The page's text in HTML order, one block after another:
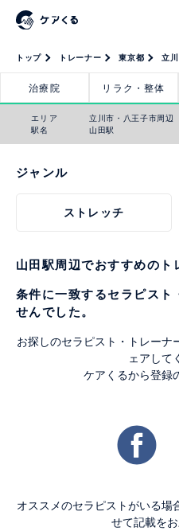
トップ トレーナー 東京都 立
治療院 リラク・整体
エリア
駅名
立川市・八王子市周辺
山田駅
ジャンル
ストレッチ
山田駅周辺でおすすめのト
条件に一致するセラピスト
せんでした。
お探しのセラピスト・トレーナ
ェアして
ケアくるから登録
オススメのセラピストがいる場
せて記載をお